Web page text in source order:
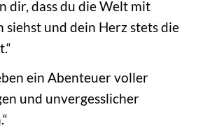
dir, dass du die Welt mit
siehst und dein Herz stets die
ein Abenteuer voller
und unvergesslicher